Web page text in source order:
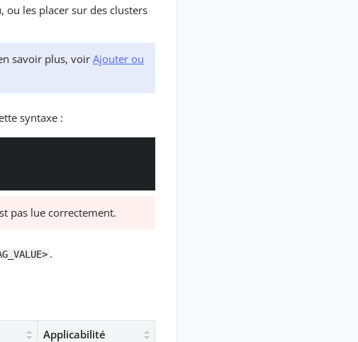
ou les placer sur des clusters
savoir plus, voir Ajouter ou
syntaxe :
pas lue correctement.
.
Applicabilité